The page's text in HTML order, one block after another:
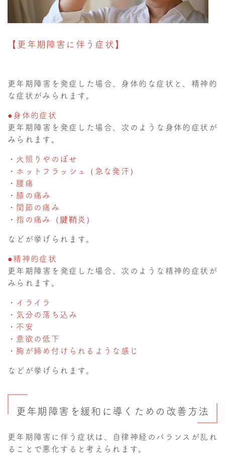
【更年期障害に伴う症状】
更年期障害を発症した場合、身体的な症状と、精神的
な症状がみられます。
●身体的症状
更年期障害を発症した場合、次のような身体的症状が
みられます。
・火照りやのぼせ
・ホットフラッシュ（急な発汗）
・腰痛
・膝の痛み
・関節の痛み
・指の痛み（腱鞘炎）
などが挙げられます。
●精神的症状
更年期障害を発症した場合、次のような精神的症状が
みられます。
・イライラ
・気分の落ち込み
・不安
・意欲の低下
・胸が締め付けられるような感じ
などが挙げられます。
更年期障害を緩和に導くための改善方法
更年期障害に伴う症状は、自律神経のバランスが乱れ
ることで悪化すると考えられます。